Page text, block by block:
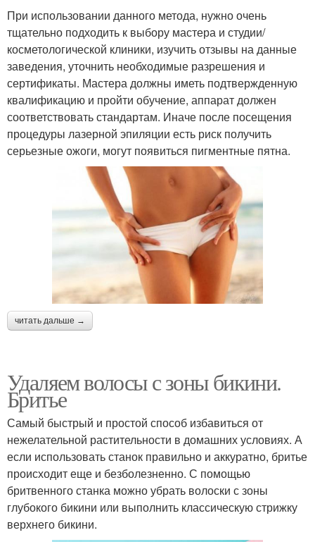
При использовании данного метода, нужно очень
тщательно подходить к выбору мастера и студии/
косметологической клиники, изучить отзывы на данные
заведения, уточнить необходимые разрешения и
сертификаты. Мастера должны иметь подтвержденную
квалификацию и пройти обучение, аппарат должен
соответствовать стандартам. Иначе после посещения
процедуры лазерной эпиляции есть риск получить
серьезные ожоги, могут появиться пигментные пятна.
читать дальше →
Удаляем волосы с зоны бикини.
Бритье
Самый быстрый и простой способ избавиться от
нежелательной растительности в домашних условиях. А
если использовать станок правильно и аккуратно, бритье
происходит еще и безболезненно. С помощью
бритвенного станка можно убрать волоски с зоны
глубокого бикини или выполнить классическую стрижку
верхнего бикини.